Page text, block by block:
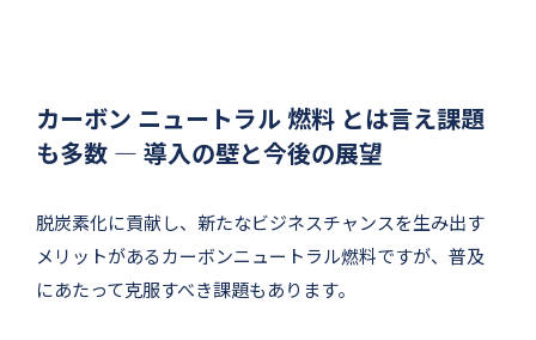
カーボン ニュートラル 燃料 とは言え課題
も多数 ― 導入の壁と今後の展望
脱炭素化に貢献し、新たなビジネスチャンスを生み出す
メリットがあるカーボンニュートラル燃料ですが、普及
にあたって克服すべき課題もあります。